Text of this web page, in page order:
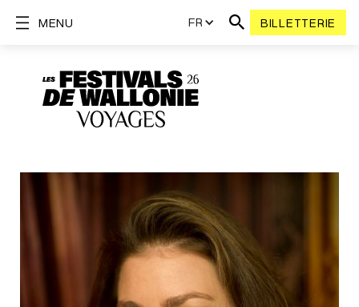
FR BILLETTERIE
MENU